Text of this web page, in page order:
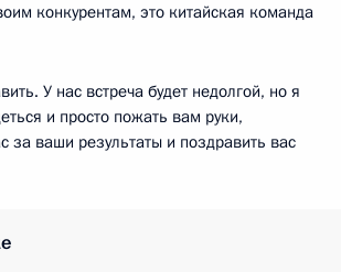
конкурентам, это китайская команда
У нас встреча будет недолгой, но я
и просто пожать вам руки,
за ваши результаты и поздравить вас